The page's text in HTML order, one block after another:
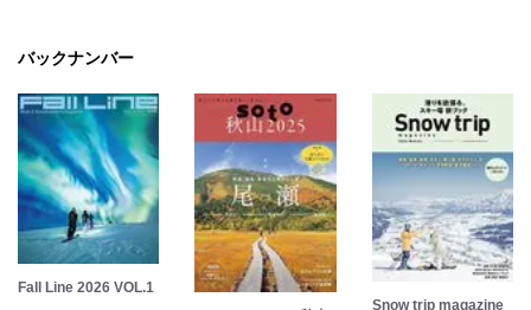
バックナンバー
Fall Line 2026 VOL.1
Snow trip magazine